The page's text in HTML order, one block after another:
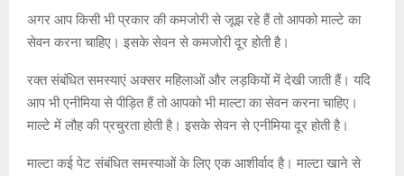
अगर आप किसी भी प्रकार की कमजोरी से जूझ रहे हैं तो आपको माल्टे का
सेवन करना चाहिए। इसके सेवन से कमजोरी दूर होती है।
रक्त संबंधित समस्याएं अक्सर महिलाओं और लड़कियों में देखी जाती हैं। यदि
आप भी एनीमिया से पीड़ित हैं तो आपको भी माल्टा का सेवन करना चाहिए।
माल्टे में लौह की प्रचुरता होती है। इसके सेवन से एनीमिया दूर होती है।
माल्टा कई पेट संबंधित समस्याओं के लिए एक आशीर्वाद है। माल्टा खाने से